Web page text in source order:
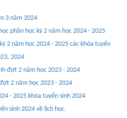
3 năm 2024
phần học kỳ 2 năm học 2024 - 2025
2 năm học 2024 - 2025 các khóa tuyển
2024
đợt 2 năm học 2023 - 2024
2 năm học 2023 - 2024
- 2025 khóa tuyển sinh 2024
sinh 2024 về lịch học.